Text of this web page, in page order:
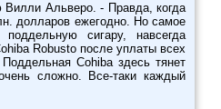
Вилли Альверо. - Правда, когда
долларов ежегодно. Но самое
сигару, навсегда
Robusto после уплаты всех
Cohiba здесь тянет
сложно. Все-таки каждый